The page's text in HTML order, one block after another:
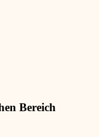
Bereich